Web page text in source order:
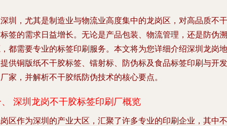
圳，尤其是制造业与物流业高度集中的龙岗区，对高品质不干
签的需求日益增长。无论是产品包装、物流管理，还是防伪溯
都需要专业的标签印刷服务。本文将为您详细介绍深圳龙岗地
供铜版纸不干胶标签、镭射标、防伪标及食品标签印刷与开发
家，并解析不干胶纸防伪技术的核心要点。
深圳龙岗不干胶标签印刷厂概览
区作为深圳的产业大区，汇聚了许多专业的印刷企业，其中不